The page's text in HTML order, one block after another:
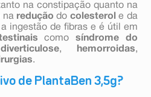
na constipação quanto na
na redução do colesterol
e da
ingestão de fibras e é útil em
como síndrome do
diverticulose, hemorroidas,
.
de PlantaBen 3,5g?